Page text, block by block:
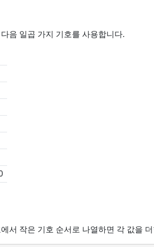
음 일곱 가지 기호를 사용합니다.
서 작은 기호 순서로 나열하면 각 값을